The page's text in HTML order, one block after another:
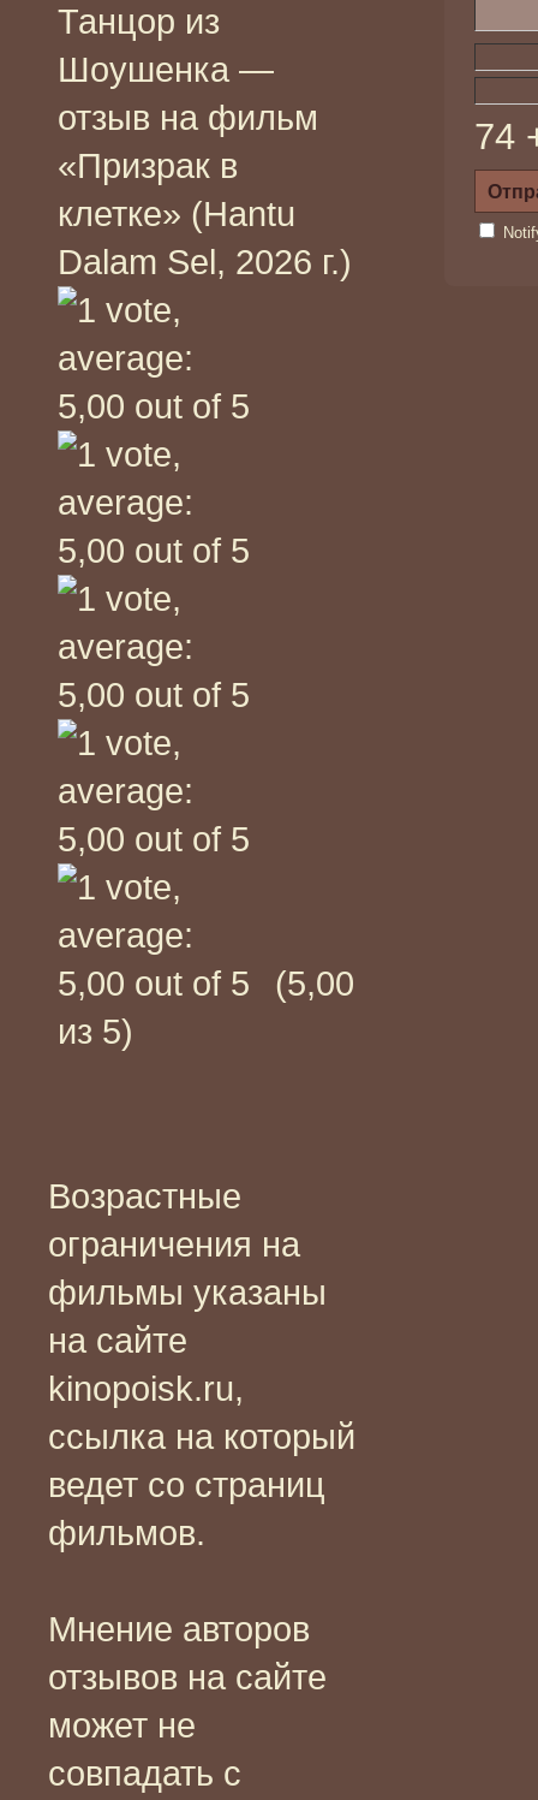
Танцор из
Шоушенка —
отзыв на фильм
«Призрак в
клетке» (Hantu
Dalam Sel, 2026 г.)
(5,00
из 5)
Возрастные
ограничения на
фильмы указаны
на сайте
kinopoisk.ru,
ссылка на который
ведет со страниц
фильмов.
Мнение авторов
отзывов на сайте
может не
совпадать с
74